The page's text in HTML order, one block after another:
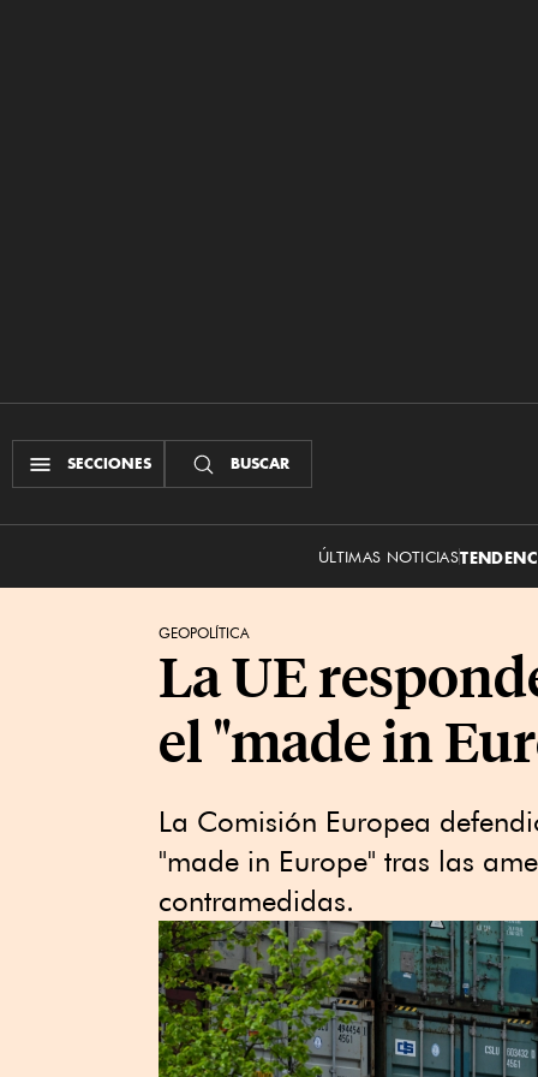
SECCIONES BUSCAR
ÚLTIMAS NOTICIAS
GEOPOLÍTICA
La UE
el "made in
La Comisión Europea
"made in Europe" tras las
contramedidas.